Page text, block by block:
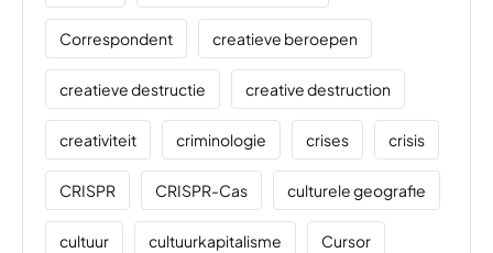
Correspondent creatieve beroepen
creatieve destructie creative destruction
creativiteit criminologie crises crisis
CRISPR CRISPR-Cas culturele geografie
cultuur cultuurkapitalisme Cursor